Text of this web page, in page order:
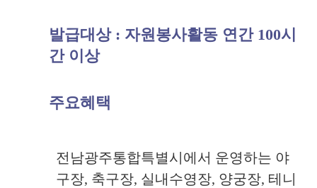
발급대상 : 자원봉사활동 연간 100시
간 이상
주요혜택
전남광주통합특별시에서 운영하는 야
구장, 축구장, 실내수영장, 양궁장, 테니